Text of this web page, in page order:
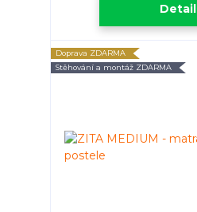
Detail
Doprava ZDARMA
Stěhování a montáž ZDARMA